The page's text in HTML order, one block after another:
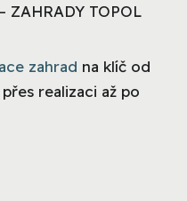
TOPOL
zahrad na klíč od
realizaci až po